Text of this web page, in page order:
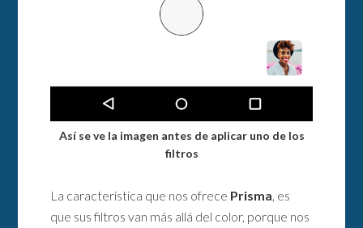
Así se ve la imagen antes de aplicar uno de los
filtros
La característica que nos ofrece Prisma, es
que sus filtros van más allá del color, porque nos